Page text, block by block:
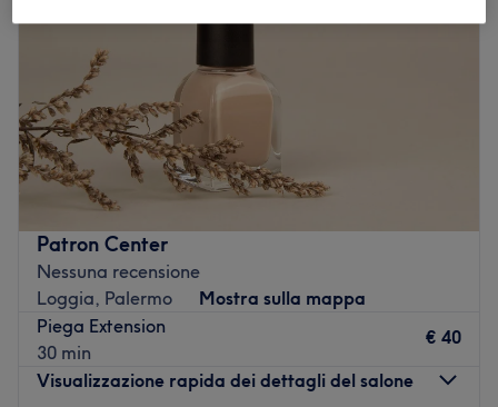
Patron Center
Nessuna recensione
Loggia, Palermo
Mostra sulla mappa
Piega Extension
30 min
€ 40
Visualizzazione rapida dei dettagli del salone